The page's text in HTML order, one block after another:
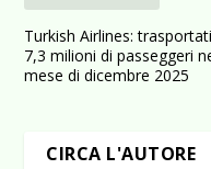
Turkish Airlines: trasportati
7,3 milioni di passeggeri
mese di dicembre 2025
CIRCA L'AUTORE